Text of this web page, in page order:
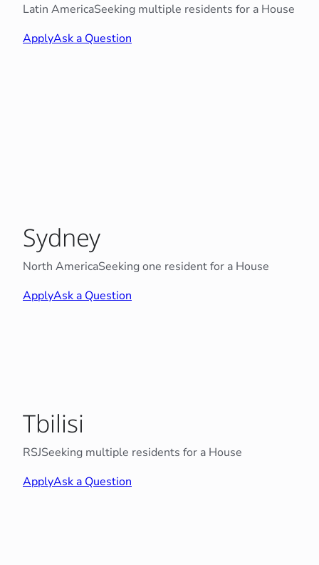
Latin AmericaSeeking multiple residents for a House
ApplyAsk a Question
Sydney
North AmericaSeeking one resident for a House
ApplyAsk a Question
Tbilisi
RSJSeeking multiple residents for a House
ApplyAsk a Question